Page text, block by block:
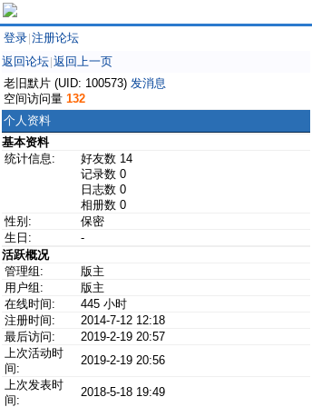
登录 注册论坛
返回论坛 返回上一页
老旧默片 (UID: 100573) 发消息
空间访问量 132
个人资料
基本资料
统计信息:
好友数 14
记录数 0
日志数 0
相册数 0
性别:
保密
生日:
-
活跃概况
管理组:
版主
用户组:
版主
在线时间:
445 小时
注册时间:
2014-7-12 12:18
最后访问:
2019-2-19 20:57
上次活动时
间:
2019-2-19 20:56
上次发表时
间:
2018-5-18 19:49